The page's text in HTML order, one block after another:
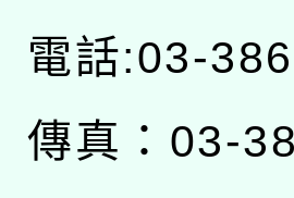
電話:03-
傳真：03-